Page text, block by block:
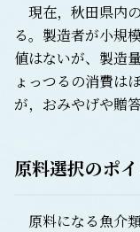
現在，秋田県内
る。製造者が小規
値はないが、製造
ょっつるの消費は
が，おみやげや贈
原料選択のポ
原料になる魚介